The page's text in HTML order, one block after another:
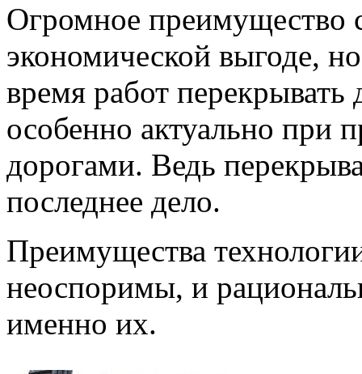
Огромное преимущество
экономической выгоде,
время работ перекрывать
особенно актуально при
дорогами. Ведь
последнее дело.
Преимущества
неоспоримы, и
именно их.